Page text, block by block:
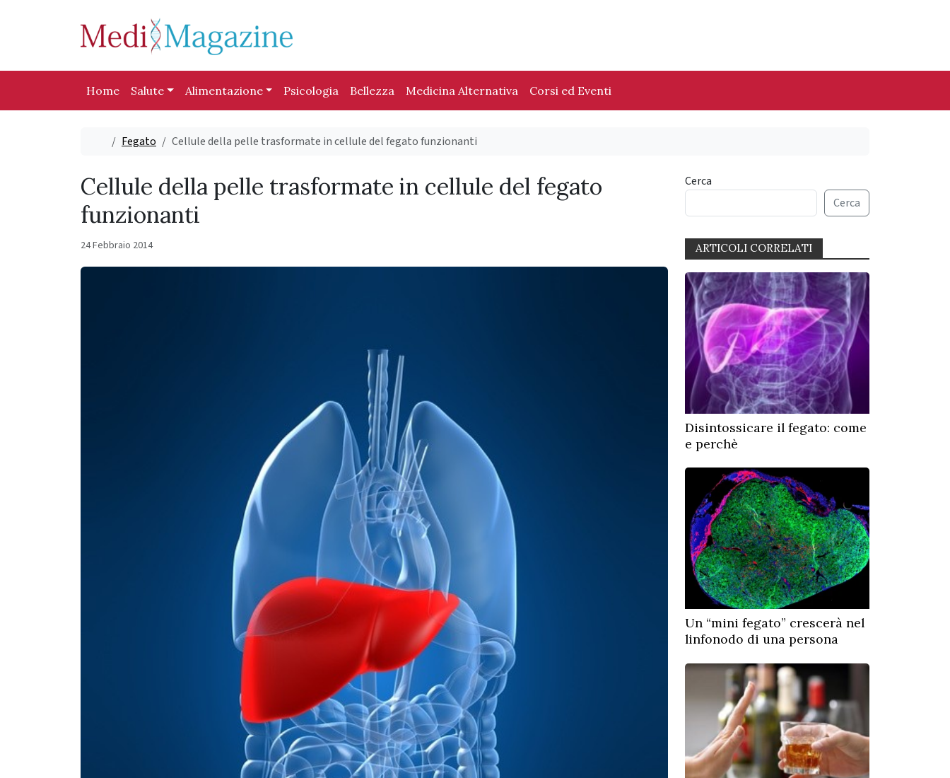
Home Salute Alimentazione Psicologia Bellezza Medicina Alternativa Corsi ed Eventi
HomeFegato Cellule della pelle trasformate in cellule del fegato funzionanti
Cellule della pelle trasformate in cellule del fegato
funzionanti
24 Febbraio 2014
Cerca
Cerca
ARTICOLI CORRELATI
Disintossicare il fegato: come
e perchè
Un “mini fegato” crescerà nel
linfonodo di una persona